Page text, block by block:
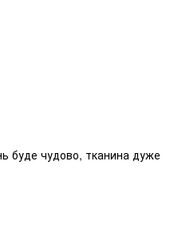
буде чудово, тканина дуже